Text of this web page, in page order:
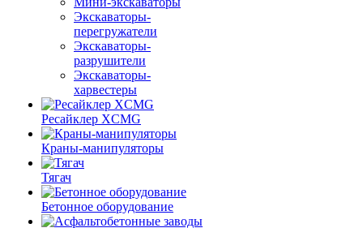
Экскаваторы-
перегружатели
Экскаваторы-
разрушители
Экскаваторы-
харвестеры
Ресайклер XCMG
Краны-манипуляторы
Тягач
Бетонное оборудование